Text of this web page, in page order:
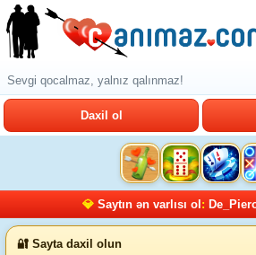
Sevgi qocalmaz, yalnız qalınmaz!
Daxil ol
💎 Saytın ən varlısı ol :
🔐 Sayta daxil olun